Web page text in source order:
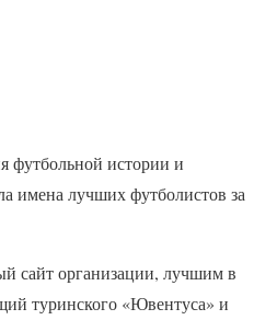
футбольной истории и
имена лучших футболистов за
сайт организации, лучшим в
туринского «Ювентуса» и